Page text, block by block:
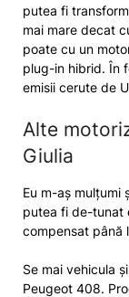
putea fi
mai mare decat
poate cu un
plug-in hibrid. În
emisii cerute de
Alte
Giulia
Eu m-aș mulțumi
putea fi de-tunat
compensat până
Se mai vehicula
Peugeot 408.